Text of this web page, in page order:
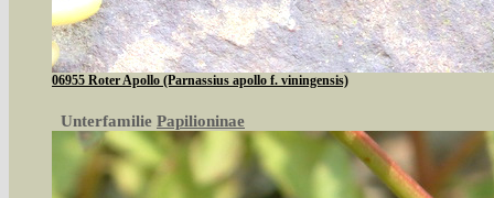
06955 Roter Apollo (Parnassius apollo f. viningensis)
Unterfamilie Papilioninae